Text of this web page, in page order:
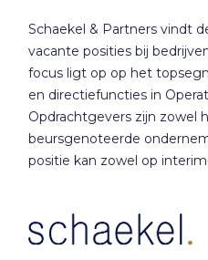
Schaekel & Partners vindt
vacante posities bij
focus ligt op op het
en directiefuncties in
Opdrachtgevers zijn zowel
beursgenoteerde
positie kan zowel op